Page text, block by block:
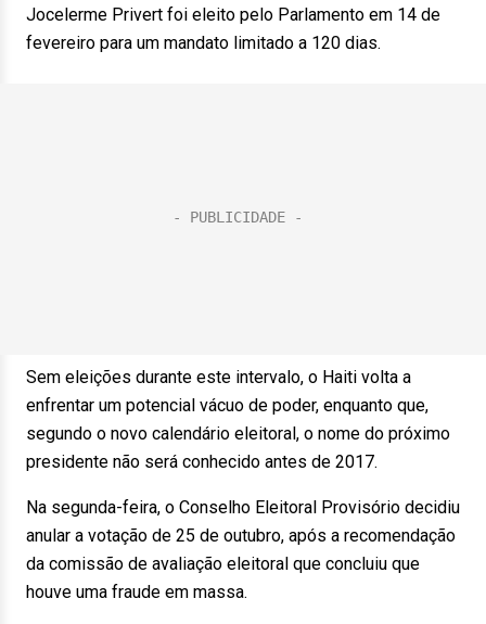
Jocelerme Privert foi eleito pelo Parlamento em 14 de
fevereiro para um mandato limitado a 120 dias.
Sem eleições durante este intervalo, o Haiti volta a
enfrentar um potencial vácuo de poder, enquanto que,
segundo o novo calendário eleitoral, o nome do próximo
presidente não será conhecido antes de 2017.
Na segunda-feira, o Conselho Eleitoral Provisório decidiu
anular a votação de 25 de outubro, após a recomendação
da comissão de avaliação eleitoral que concluiu que
houve uma fraude em massa.